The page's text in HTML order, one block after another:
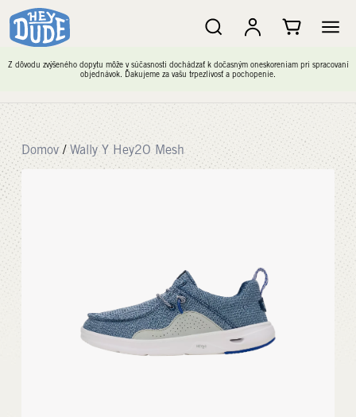
Z dôvodu zvýšeného dopytu môže v súčasnosti dochádzať k dočasným oneskoreniam pri spracovaní
objednávok. Ďakujeme za vašu trpezlivosť a pochopenie.
Domov / Wally Y Hey2O Mesh